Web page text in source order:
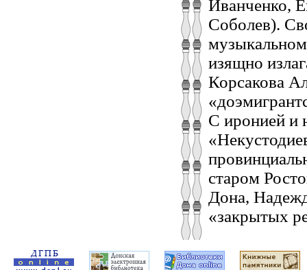
Иванченко,
Соболев).
музыкальном
изящно
Корсакова
С иронией и
старом
Дона,
«закрытых